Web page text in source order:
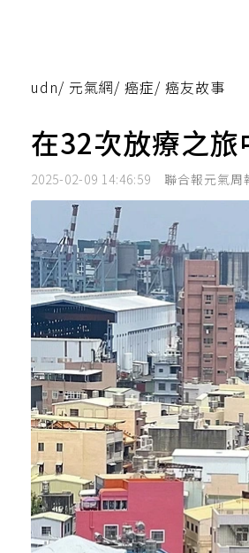
udn/ 元氣網/ 癌症/ 癌友故事
在32次放療之
2025-02-09 14:46:59 聯合報元氣周